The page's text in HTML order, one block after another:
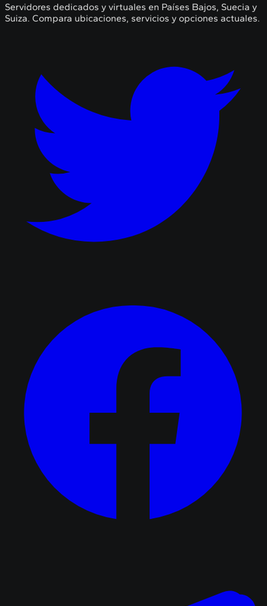
Servidores dedicados y virtuales en Países Bajos, Suecia y
Suiza. Compara ubicaciones, servicios y opciones actuales.